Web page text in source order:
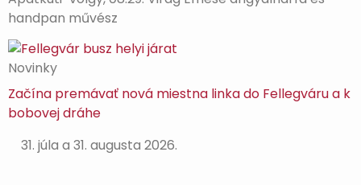
handpan művész
Novinky
Začína premávať nová miestna linka do Fellegváru a k
bobovej dráhe
31. júla a 31. augusta 2026.